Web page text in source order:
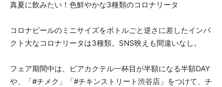
真夏に飲みたい！色鮮やかな3種類のコロナリータ
コロナビールのミニサイズをボトルごと逆さに差したインパ
クト大なコロナリータは3種類。SNS映えも間違いなし。
フェア期間中は、ビアカクテル一杯目が半額になる半額DAY
や、「#チメク」「#チキンストリート渋谷店」をつけて、チ